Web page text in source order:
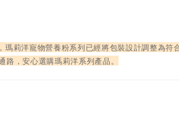
瑪莉洋寵物營養粉系列已經將包裝設計調整為符
路，安心選購瑪莉洋系列產品。